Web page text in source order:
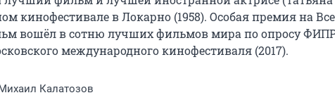
кинофестивале в Локарно (1958). Особая премия на
вошёл в сотню лучших фильмов мира по опросу
международного кинофестиваля (2017).
Калатозов